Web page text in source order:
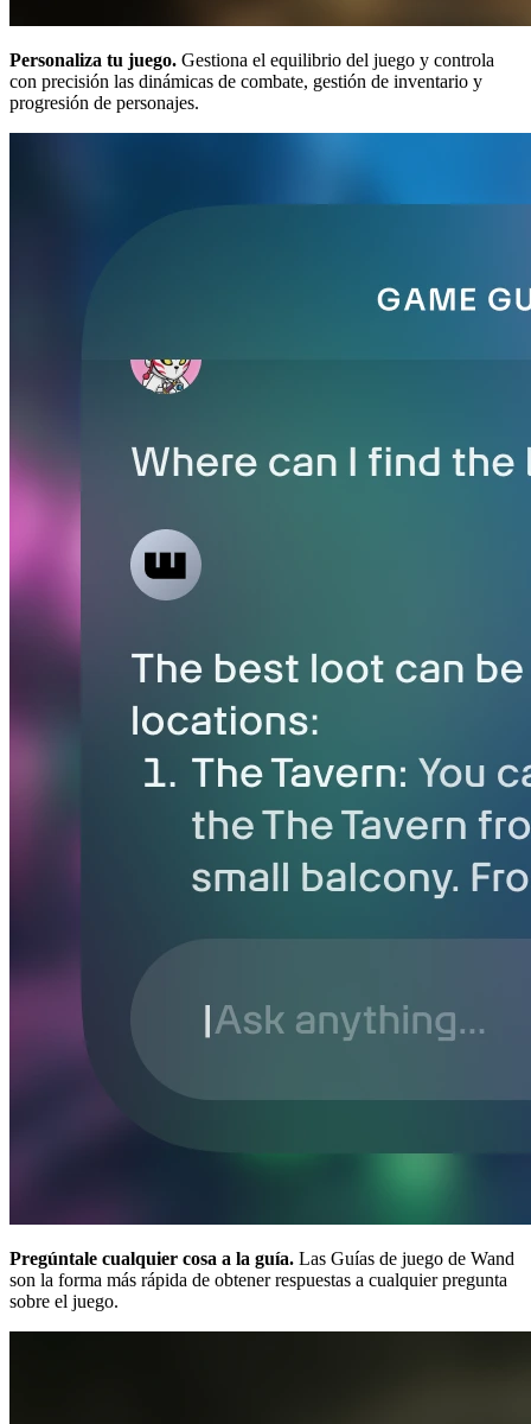
Personaliza tu juego. Gestiona el equilibrio del juego y controla
con precisión las dinámicas de combate, gestión de inventario y
progresión de personajes.
Pregúntale cualquier cosa a la guía. Las Guías de juego de Wand
son la forma más rápida de obtener respuestas a cualquier pregunta
sobre el juego.